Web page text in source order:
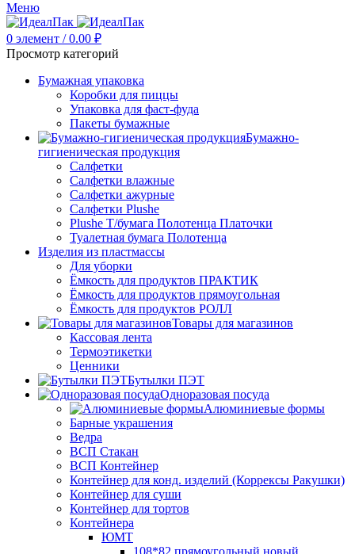
Меню
0 элемент / 0.00 ₽
Просмотр категорий
Бумажная упаковка
Коробки для пиццы
Упаковка для фаст-фуда
Пакеты бумажные
Бумажно-
гигиеническая продукция
Салфетки
Салфетки влажные
Салфетки ажурные
Салфетки Plushe
Plushe Т/бумага Полотенца Платочки
Туалетная бумага Полотенца
Изделия из пластмассы
Для уборки
Ёмкость для продуктов ПРАКТИК
Ёмкость для продуктов прямоугольная
Ёмкость для продуктов РОЛЛ
Товары для магазинов
Кассовая лента
Термоэтикетки
Ценники
Бутылки ПЭТ
Одноразовая посуда
Алюминиевые формы
Барные украшения
Ведра
ВСП Стакан
ВСП Контейнер
Контейнер для конд. изделий (Коррексы Ракушки)
Контейнер для суши
Контейнер для тортов
Контейнера
ЮМТ
108*82 прямоугольный новый